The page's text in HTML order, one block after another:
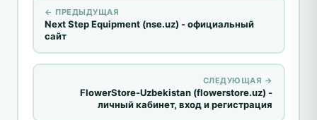
← ПРЕДЫДУЩАЯ
Next Step Equipment (nse.uz) - официальный
сайт
СЛЕДУЮЩАЯ →
FlowerStore-Uzbekistan (flowerstore.uz) -
личный кабинет, вход и регистрация